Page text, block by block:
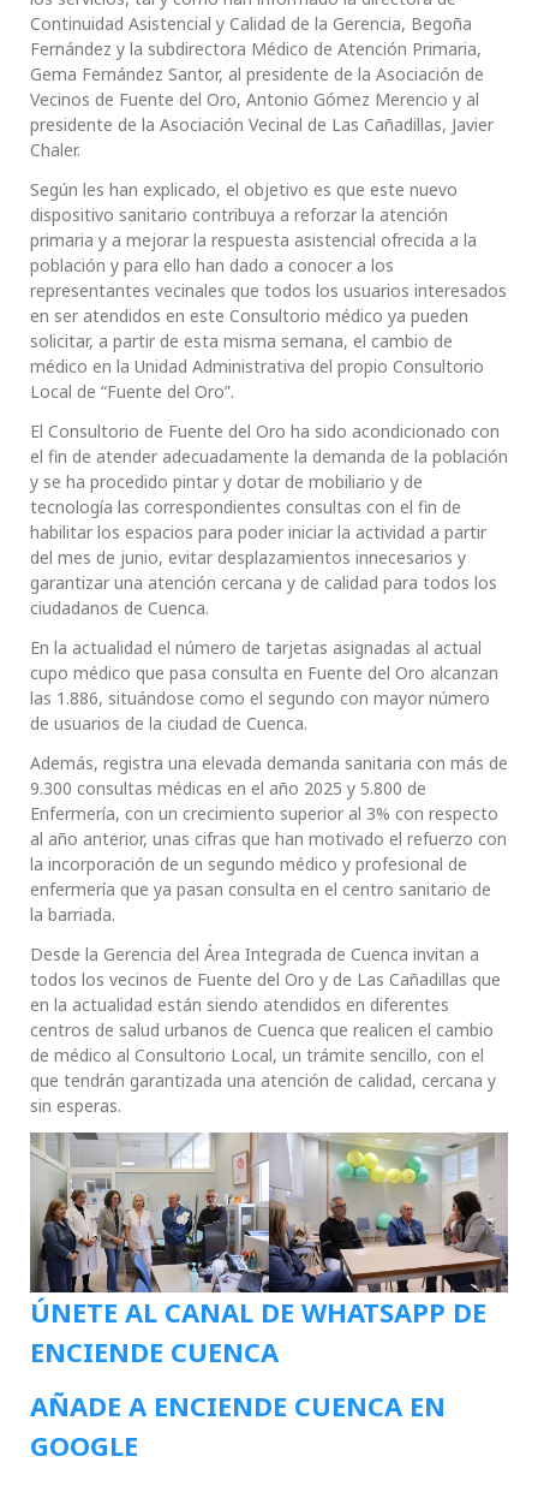
Continuidad Asistencial y Calidad de la Gerencia, Begoña
Fernández y la subdirectora Médico de Atención Primaria,
Gema Fernández Santor, al presidente de la Asociación de
Vecinos de Fuente del Oro, Antonio Gómez Merencio y al
presidente de la Asociación Vecinal de Las Cañadillas, Javier
Chaler.
Según les han explicado, el objetivo es que este nuevo
dispositivo sanitario contribuya a reforzar la atención
primaria y a mejorar la respuesta asistencial ofrecida a la
población y para ello han dado a conocer a los
representantes vecinales que todos los usuarios interesados
en ser atendidos en este Consultorio médico ya pueden
solicitar, a partir de esta misma semana, el cambio de
médico en la Unidad Administrativa del propio Consultorio
Local de “Fuente del Oro”.
El Consultorio de Fuente del Oro ha sido acondicionado con
el fin de atender adecuadamente la demanda de la población
y se ha procedido pintar y dotar de mobiliario y de
tecnología las correspondientes consultas con el fin de
habilitar los espacios para poder iniciar la actividad a partir
del mes de junio, evitar desplazamientos innecesarios y
garantizar una atención cercana y de calidad para todos los
ciudadanos de Cuenca.
En la actualidad el número de tarjetas asignadas al actual
cupo médico que pasa consulta en Fuente del Oro alcanzan
las 1.886, situándose como el segundo con mayor número
de usuarios de la ciudad de Cuenca.
Además, registra una elevada demanda sanitaria con más de
9.300 consultas médicas en el año 2025 y 5.800 de
Enfermería, con un crecimiento superior al 3% con respecto
al año anterior, unas cifras que han motivado el refuerzo con
la incorporación de un segundo médico y profesional de
enfermería que ya pasan consulta en el centro sanitario de
la barriada.
Desde la Gerencia del Área Integrada de Cuenca invitan a
todos los vecinos de Fuente del Oro y de Las Cañadillas que
en la actualidad están siendo atendidos en diferentes
centros de salud urbanos de Cuenca que realicen el cambio
de médico al Consultorio Local, un trámite sencillo, con el
que tendrán garantizada una atención de calidad, cercana y
sin esperas.
ÚNETE AL CANAL DE WHATSAPP DE
ENCIENDE CUENCA
AÑADE A ENCIENDE CUENCA EN
GOOGLE